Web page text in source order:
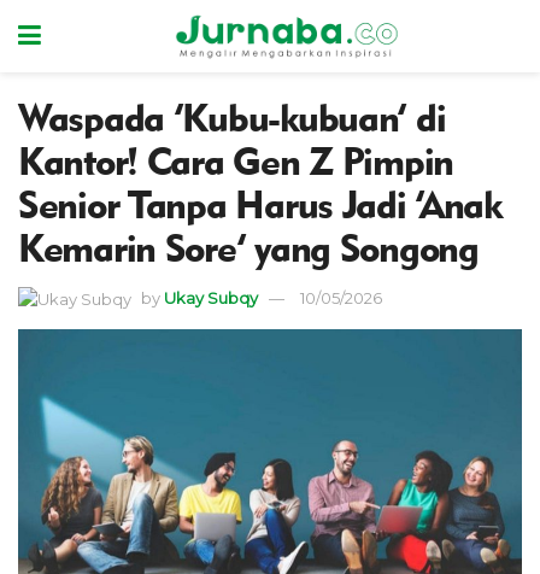
Waspada ‘Kubu-kubuan’ di
Kantor! Cara Gen Z Pimpin
Senior Tanpa Harus Jadi ‘Anak
Kemarin Sore’ yang Songong
by Ukay Subqy 10/05/2026